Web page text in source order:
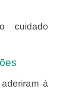
cuidado